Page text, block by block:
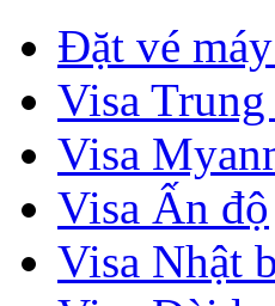
Đặt vé
Visa
Visa
Visa Ấn độ
Visa Nhật